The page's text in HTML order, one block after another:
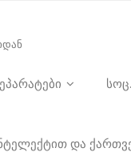
და